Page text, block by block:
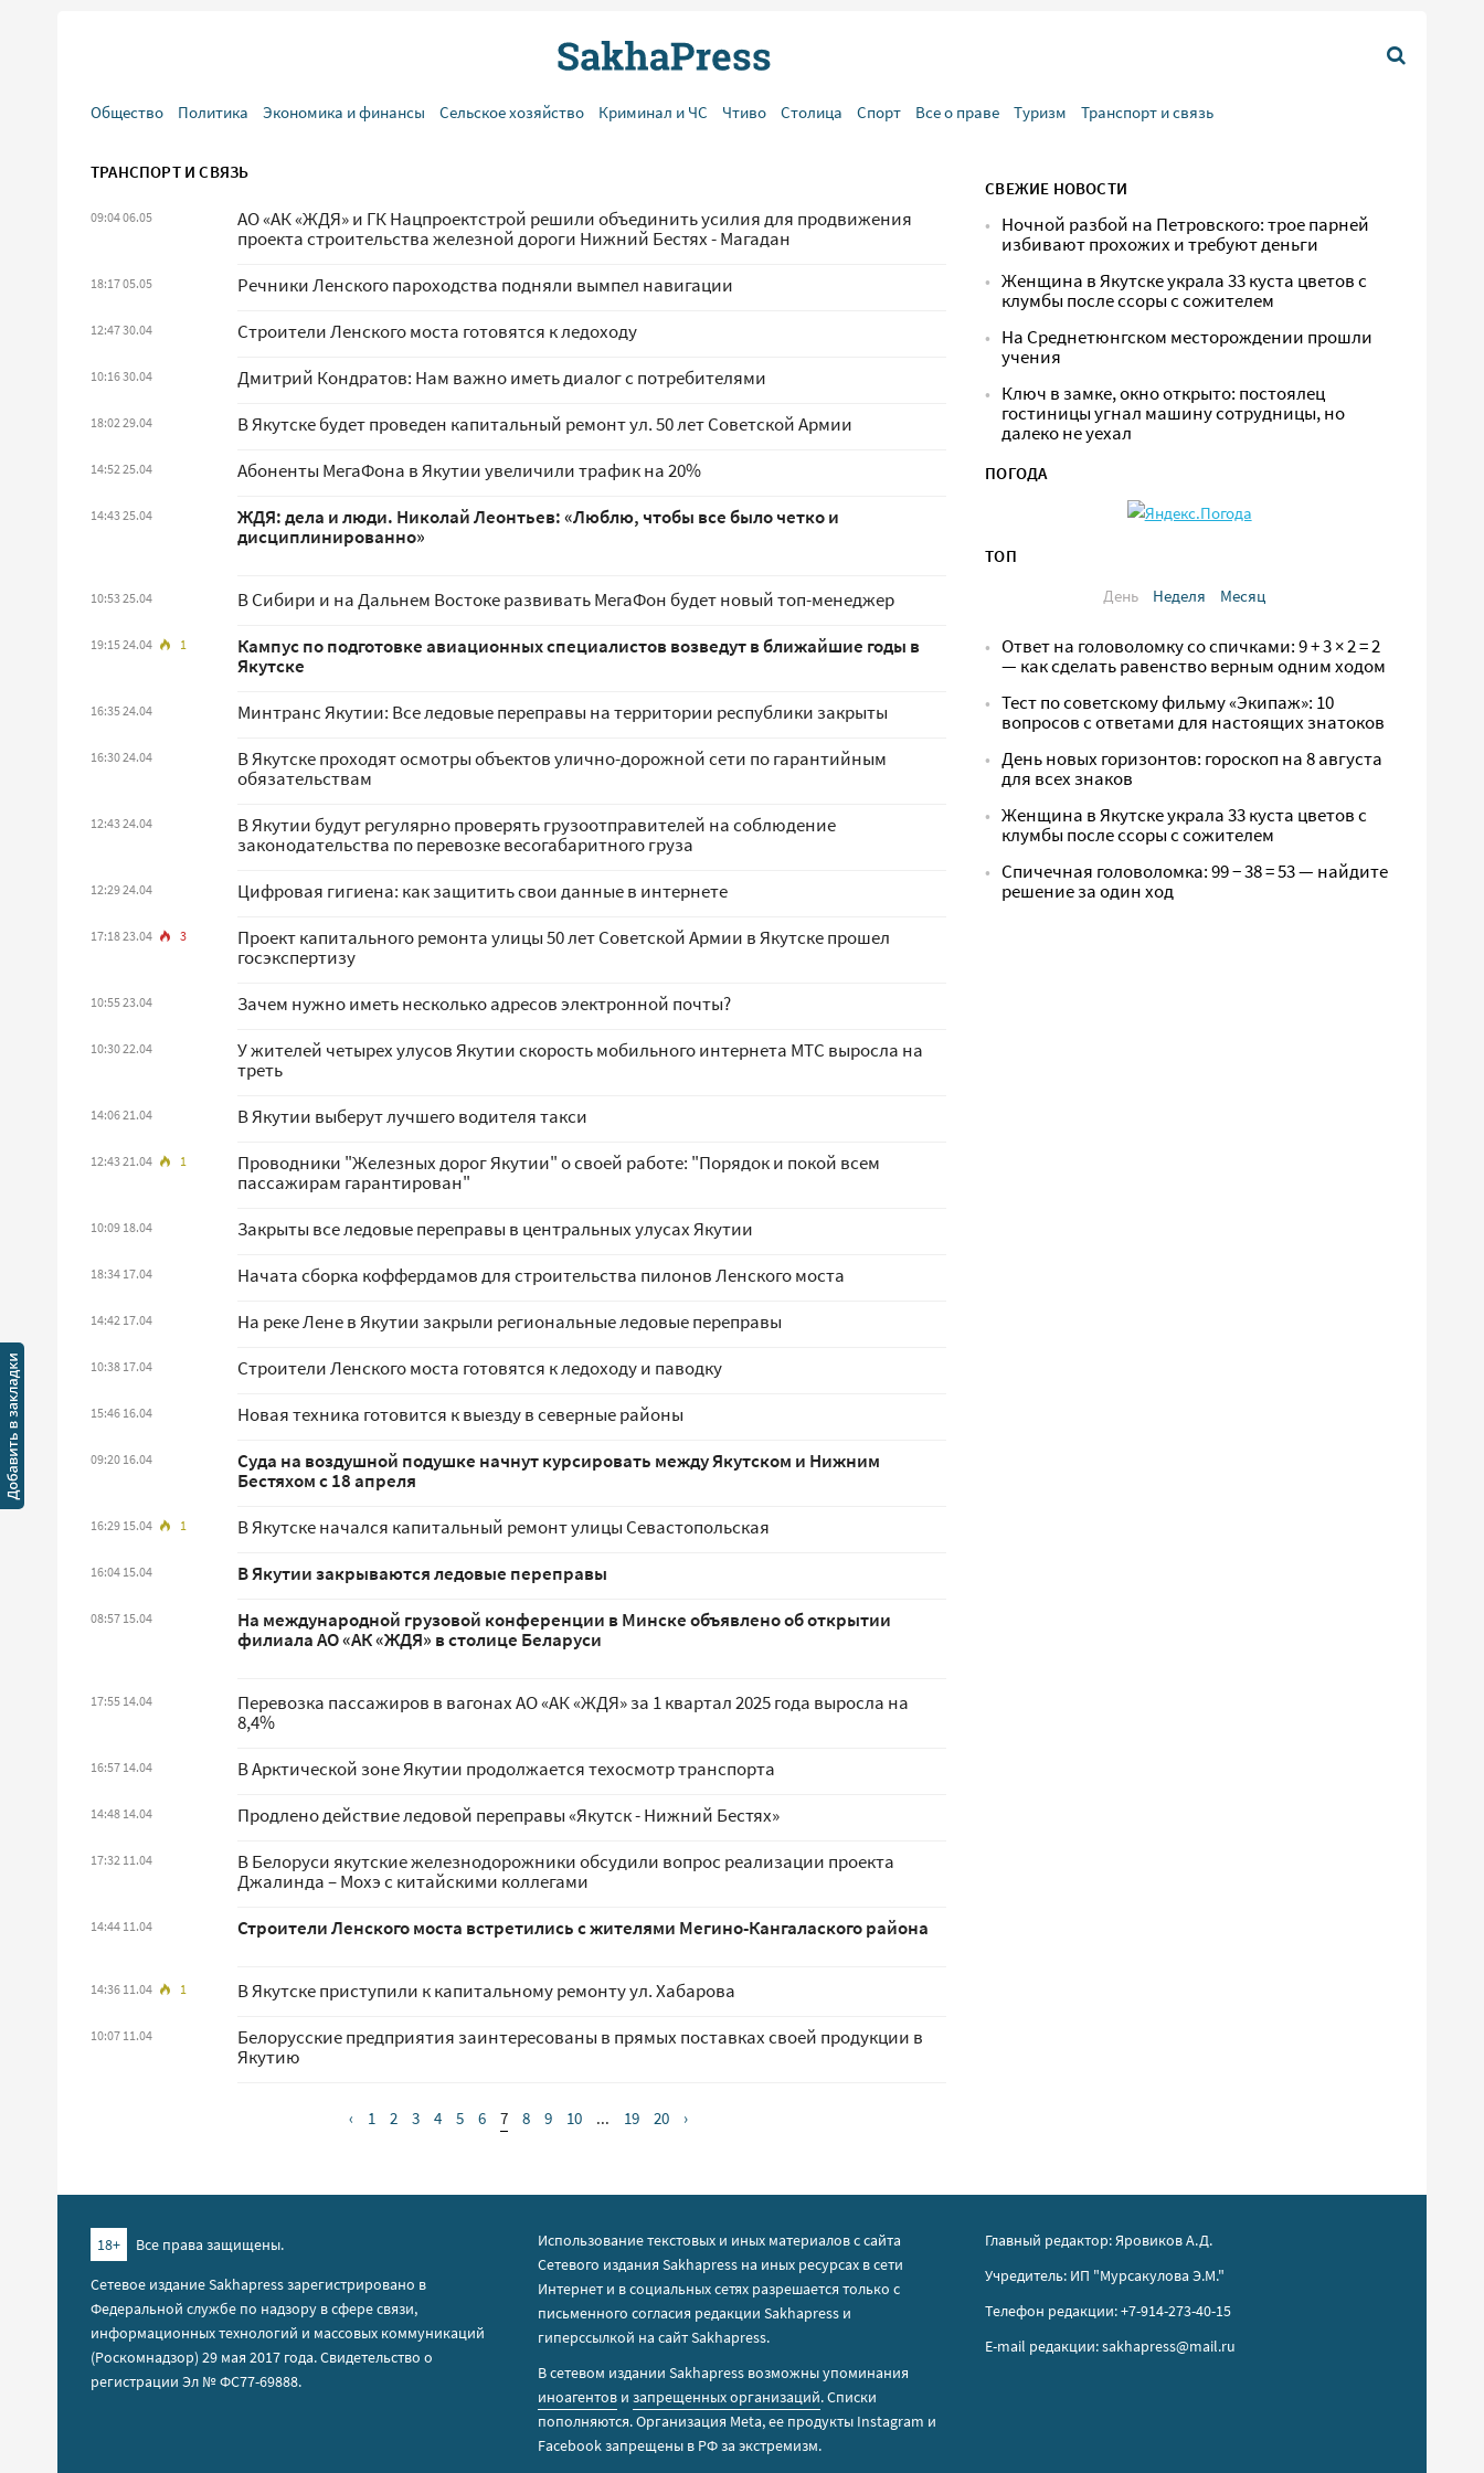
Общество Политика Экономика и финансы Сельское хозяйство Криминал и ЧС Чтиво Столица Спорт Все о праве Туризм Транспорт и связь
ТРАНСПОРТ И СВЯЗЬ
09:04 06.05
АО «АК «ЖДЯ» и ГК Нацпроектстрой решили объединить усилия для продвижения
проекта строительства железной дороги Нижний Бестях - Магадан
18:17 05.05 Речники Ленского пароходства подняли вымпел навигации
12:47 30.04 Строители Ленского моста готовятся к ледоходу
10:16 30.04 Дмитрий Кондратов: Нам важно иметь диалог с потребителями
18:02 29.04 В Якутске будет проведен капитальный ремонт ул. 50 лет Советской Армии
14:52 25.04 Абоненты МегаФона в Якутии увеличили трафик на 20%
14:43 25.04
ЖДЯ: дела и люди. Николай Леонтьев: «Люблю, чтобы все было четко и
дисциплинированно»
10:53 25.04 В Сибири и на Дальнем Востоке развивать МегаФон будет новый топ-менеджер
19:15 24.04 1
Кампус по подготовке авиационных специалистов возведут в ближайшие годы в
Якутске
16:35 24.04 Минтранс Якутии: Все ледовые переправы на территории республики закрыты
16:30 24.04
В Якутске проходят осмотры объектов улично-дорожной сети по гарантийным
обязательствам
12:43 24.04
В Якутии будут регулярно проверять грузоотправителей на соблюдение
законодательства по перевозке весогабаритного груза
12:29 24.04 Цифровая гигиена: как защитить свои данные в интернете
17:18 23.04 3
Проект капитального ремонта улицы 50 лет Советской Армии в Якутске прошел
госэкспертизу
10:55 23.04 Зачем нужно иметь несколько адресов электронной почты?
10:30 22.04
У жителей четырех улусов Якутии скорость мобильного интернета МТС выросла на
треть
14:06 21.04 В Якутии выберут лучшего водителя такси
12:43 21.04 1
Проводники "Железных дорог Якутии" о своей работе: "Порядок и покой всем
пассажирам гарантирован"
10:09 18.04 Закрыты все ледовые переправы в центральных улусах Якутии
18:34 17.04 Начата сборка коффердамов для строительства пилонов Ленского моста
14:42 17.04 На реке Лене в Якутии закрыли региональные ледовые переправы
10:38 17.04 Строители Ленского моста готовятся к ледоходу и паводку
15:46 16.04 Новая техника готовится к выезду в северные районы
09:20 16.04
Суда на воздушной подушке начнут курсировать между Якутском и Нижним
Бестяхом с 18 апреля
16:29 15.04 1 В Якутске начался капитальный ремонт улицы Севастопольская
16:04 15.04 В Якутии закрываются ледовые переправы
08:57 15.04
На международной грузовой конференции в Минске объявлено об открытии
филиала АО «АК «ЖДЯ» в столице Беларуси
17:55 14.04
Перевозка пассажиров в вагонах АО «АК «ЖДЯ» за 1 квартал 2025 года выросла на
8,4%
16:57 14.04 В Арктической зоне Якутии продолжается техосмотр транспорта
14:48 14.04 Продлено действие ледовой переправы «Якутск - Нижний Бестях»
17:32 11.04
В Белоруси якутские железнодорожники обсудили вопрос реализации проекта
Джалинда – Мохэ с китайскими коллегами
14:44 11.04 Строители Ленского моста встретились с жителями Мегино-Кангалаского района
14:36 11.04 1 В Якутске приступили к капитальному ремонту ул. Хабарова
10:07 11.04
Белорусские предприятия заинтересованы в прямых поставках своей продукции в
Якутию
‹ 1 2 3 4 5 6 7 8 9 10 ... 19 20 ›
СВЕЖИЕ НОВОСТИ
Ночной разбой на Петровского: трое парней
избивают прохожих и требуют деньги
Женщина в Якутске украла 33 куста цветов с
клумбы после ссоры с сожителем
На Среднетюнгском месторождении прошли
учения
Ключ в замке, окно открыто: постоялец
гостиницы угнал машину сотрудницы, но
далеко не уехал
ПОГОДА
ТОП
День
Неделя Месяц
Ответ на головоломку со спичками: 9 + 3 × 2 = 2
— как сделать равенство верным одним ходом
Тест по советскому фильму «Экипаж»: 10
вопросов с ответами для настоящих знатоков
День новых горизонтов: гороскоп на 8 августа
для всех знаков
Женщина в Якутске украла 33 куста цветов с
клумбы после ссоры с сожителем
Спичечная головоломка: 99 − 38 = 53 — найдите
решение за один ход
18+
Все права защищены.
Сетевое издание Sakhapress зарегистрировано в
Федеральной службе по надзору в сфере связи,
информационных технологий и массовых коммуникаций
(Роскомнадзор) 29 мая 2017 года. Свидетельство о
регистрации Эл № ФС77-69888.
Использование текстовых и иных материалов с сайта
Сетевого издания Sakhapress на иных ресурсах в сети
Интернет и в социальных сетях разрешается только с
письменного согласия редакции Sakhapress и
гиперссылкой на сайт Sakhapress.
В сетевом издании Sakhapress возможны упоминания
иноагентов изапрещенных организаций. Списки
пополняются. Организация Metа, ее продукты Instagram и
Facebook запрещены в РФ за экстремизм.
Главный редактор: Яровиков А.Д.
Учредитель: ИП "Мурсакулова Э.М."
Телефон редакции: +7-914-273-40-15
E-mail редакции: sakhapress@mail.ru